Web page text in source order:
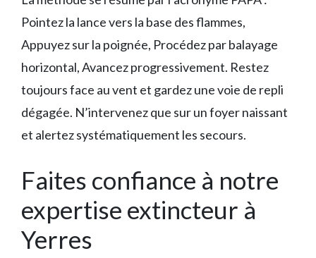
Pointez la lance vers la base des flammes,
Appuyez sur la poignée, Procédez par balayage
horizontal, Avancez progressivement. Restez
toujours face au vent et gardez une voie de repli
dégagée. N’intervenez que sur un foyer naissant
et alertez systématiquement les secours.
Faites confiance à notre
expertise extincteur à
Yerres